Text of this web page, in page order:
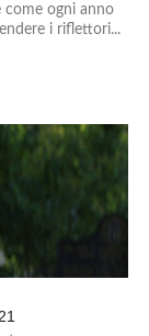
come ogni anno
i riflettori...